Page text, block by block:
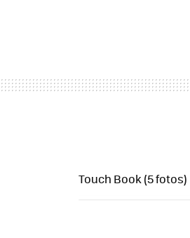
Touch Book (5 fotos)